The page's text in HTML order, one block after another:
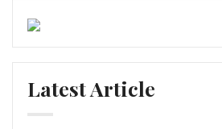
Latest Article